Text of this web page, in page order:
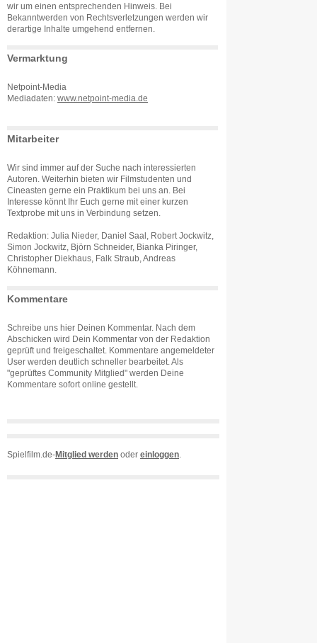
wir um einen entsprechenden Hinweis. Bei
Bekanntwerden von Rechtsverletzungen werden wir
derartige Inhalte umgehend entfernen.
Vermarktung
Netpoint-Media
Mediadaten: www.netpoint-media.de
Mitarbeiter
Wir sind immer auf der Suche nach interessierten
Autoren. Weiterhin bieten wir Filmstudenten und
Cineasten gerne ein Praktikum bei uns an. Bei
Interesse könnt Ihr Euch gerne mit einer kurzen
Textprobe mit uns in Verbindung setzen.
Redaktion: Julia Nieder, Daniel Saal, Robert Jockwitz,
Simon Jockwitz, Björn Schneider, Bianka Piringer,
Christopher Diekhaus, Falk Straub, Andreas
Köhnemann.
Kommentare
Schreibe uns hier Deinen Kommentar. Nach dem
Abschicken wird Dein Kommentar von der Redaktion
geprüft und freigeschaltet. Kommentare angemeldeter
User werden deutlich schneller bearbeitet. Als
"geprüftes Community Mitglied" werden Deine
Kommentare sofort online gestellt.
Spielfilm.de-Mitglied werden oder einloggen